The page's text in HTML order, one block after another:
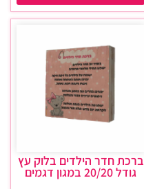
ברכת חדר הילדים בלוק עץ
גודל 20/20 במגון דגמים